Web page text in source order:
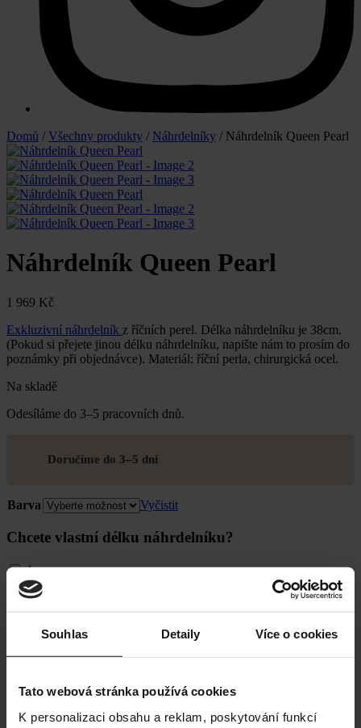
Souhlas Detaily Více o cookies
Tato webová stránka používá cookies
K personalizaci obsahu a reklam, poskytování funkcí
Domů / Všechny produkty / Náhrdelníky / Náhrdelník Queen Pearl
Náhrdelník Queen Pearl
1 969 Kč
Exkluzivní náhrdelník z říčních perel. Délka náhrdelníku je 38cm.
(Pokud si přejete jinou délku náhrdelníku, napište nám to prosím do
poznámky při objednávce). Materiál: říční perla, chirurgická ocel.
Na skladě
Odesíláme do 3–5 pracovních dnů.
Doručíme do 3–5 dní
Barva Vyčistit
Chcete vlastní délku náhrdelníku?
Ano(+120Kč)
Cena produktu:
Náhrdelník
Queen
+
Přidat do košíku Upozornit blízkého